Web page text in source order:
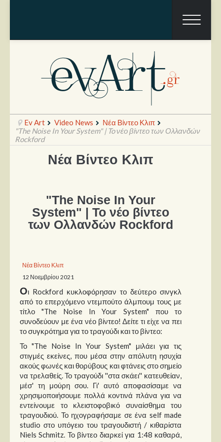
Ραπόρτο
Θέατρο
Συνεντεύξεις
Δίσκοι
Σειρές
Ταινίες
Βιβλία
Video News
Καλλιτέχνες
Μουσικοί
Διάφοροι
Εκτός Συνόρων
Νέα
Ev Art Video News
Νέα Βίντεο Κλιπ
"The Noise In Your System" | To νέο βίντεο των Ολλανδών
Rockford
Νέα Βίντεο Κλιπ
"The Noise In Your
System" | To νέο βίντεο
των Ολλανδών Rockford
Νέα Βίντεο Κλιπ
12 Νοεμβρίου 2021
Οι Rockford κυκλοφόρησαν το δεύτερο σινγκλ
από το επερχόμενο ντεμπούτο άλμπουμ τους με
τίτλο "The Noise In Your System" που το
συνοδεύουν με ένα νέο βίντεο! Δείτε τι είχε να πει
το συγκρότημα για το τραγούδι και το βίντεο:
Το "The Noise In Your System" μιλάει για τις
στιγμές εκείνες, που μέσα στην απόλυτη ησυχία
ακούς φωνές και θορύβους και φτάνεις στο σημείο
να τρελαθείς. Το τραγούδι ''στα σκάει'' κατευθείαν,
μέσ' τη μούρη σου. Γι' αυτό αποφασίσαμε να
χρησιμοποιήσουμε πολλά κοντινά πλάνα για να
εντείνουμε το κλειστοφοβικό συναίσθημα του
τραγουδιού. Το ηχογραφήσαμε σε ένα self made
studio στο υπόγειο του τραγουδιστή / κιθαρίστα
Niels Schmitz. Το βίντεο διαρκεί για 1:48 καθαρά,